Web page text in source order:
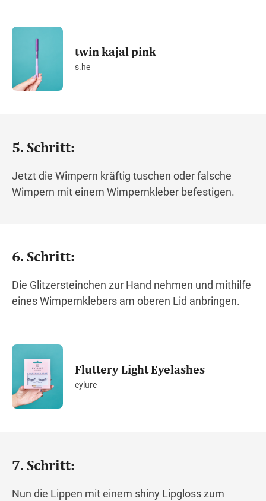
twin kajal pink
s.he
5. Schritt:
Jetzt die Wimpern kräftig tuschen oder falsche
Wimpern mit einem Wimpernkleber befestigen.
6. Schritt:
Die Glitzersteinchen zur Hand nehmen und mithilfe
eines Wimpernklebers am oberen Lid anbringen.
Fluttery Light Eyelashes
eylure
7. Schritt:
Nun die Lippen mit einem shiny Lipgloss zum